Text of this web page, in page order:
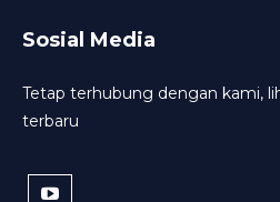
Sosial Media
Tetap terhubung dengan kami,
terbaru